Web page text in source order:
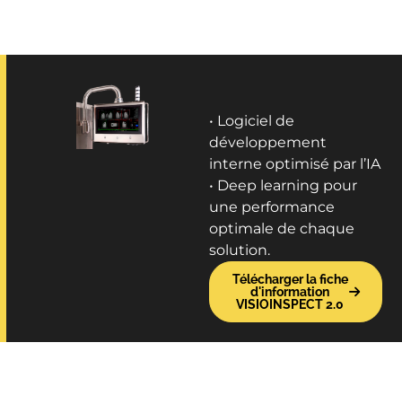
• Logiciel de
développement
interne optimisé par l’IA
• Deep learning pour
une performance
optimale de chaque
solution.
Télécharger la fiche
d'information
VISIOINSPECT 2.0